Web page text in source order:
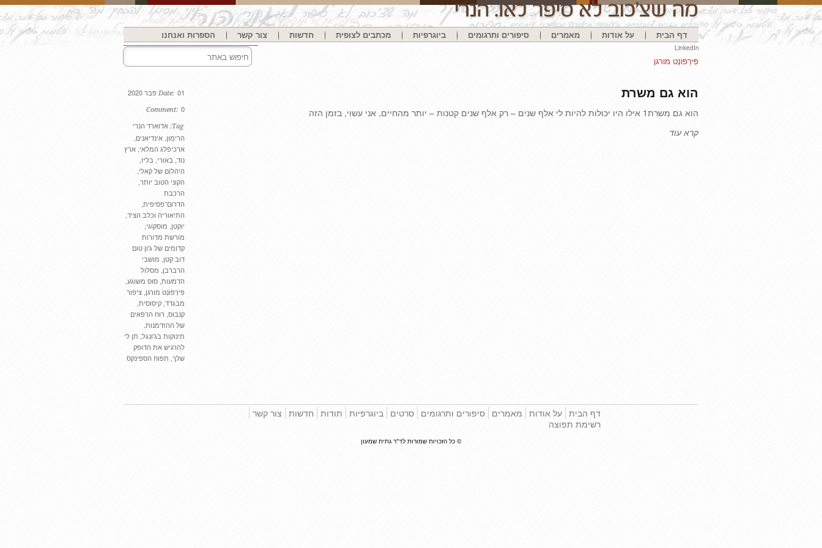
LinkedIn
דף הבית על אודות מאמרים סיפורים ותרגומים ביוגרפיות מכתבים לצופית חדשות צור קשר הספרות ואנחנו
פִּירְפּוֹנְט מורגן
Date: 01 פבר 2020
Comment: 0
Tag: אדוארד הנרי
הרימון אינדיאנים
ארכיפלג המלאי ארץ
נוד, באורי בליז,
היהלום של קאלי
הקוני הטוב יותר,
הרכבת
הדרום־פסיפית
התיאוריה וכלב הציד
יוקטן, מוסקוגי
מורשת מדורות
קדומים של ג'ון טום
דוב קטן מושבי
הרברבן מסלול
הדמעות סוס משוגע
פִּירְפּוֹנְט מורגן ציפור
מבגדד קיסוסית
קנבוס רוח הרפאים
של ההזדמנות
תינוקות בג'ונגל תן לי
להרגיש את הדופק
שלך תפוח הספינקס
הוא גם משרת
הוא גם משרת1 אילו היו יכולות להיות לי אלף שנים – רק אלף שנים קטנות – יותר מהחיים, אני עשוי, בזמן הזה
קרא עוד
דף הבית על אודות מאמרים סיפורים ותרגומים סרטים ביוגרפיות תודות חדשות צור קשר
רשימת תפוצה
© כל הזכויות שמורות לד"ר גתית שמעון